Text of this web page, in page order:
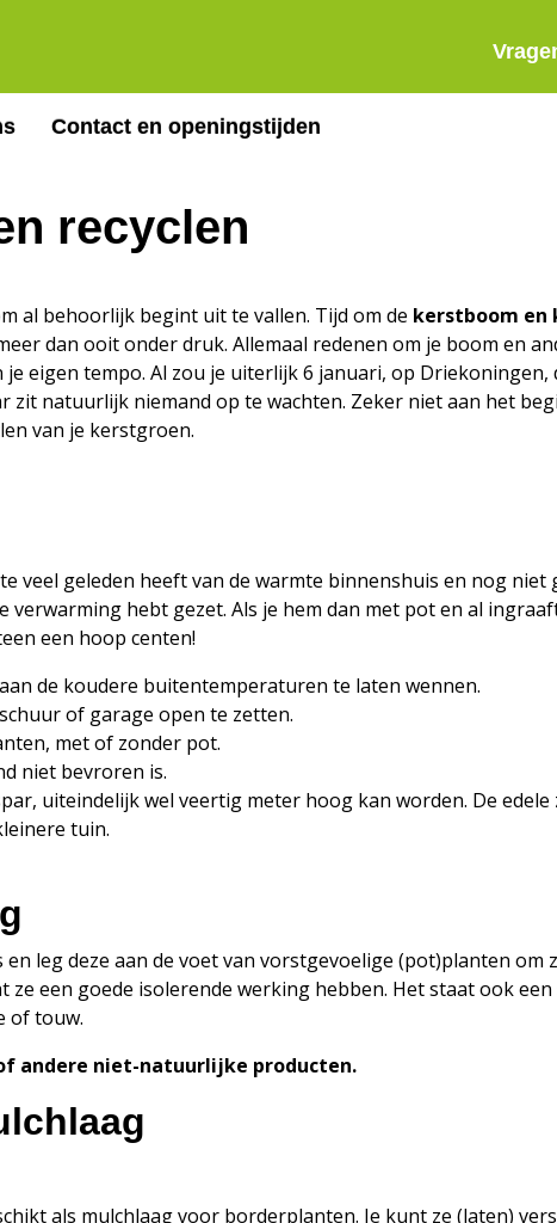
Contact en openingstijden
recyclen
al behoorlijk begint uit te vallen. Tijd om de kerstboom en
dan ooit onder druk. Allemaal redenen om je boom en
eigen tempo. Al zou je uiterlijk 6 januari, op
natuurlijk niemand op te wachten. Zeker niet aan het
van je kerstgroen.
geleden heeft van de warmte binnenshuis en nog niet
hebt gezet. Als je hem dan met pot en al
een hoop centen!
de koudere buitentemperaturen te laten wennen.
of garage open te zetten.
met of zonder pot.
niet bevroren is.
uiteindelijk wel veertig meter hoog kan worden. De edele
tuin.
leg deze aan de voet van vorstgevoelige (pot)planten om
een goede isolerende werking hebben. Het staat ook
of touw.
andere niet-natuurlijke producten.
als mulchlaag voor borderplanten. Je kunt ze (laten)